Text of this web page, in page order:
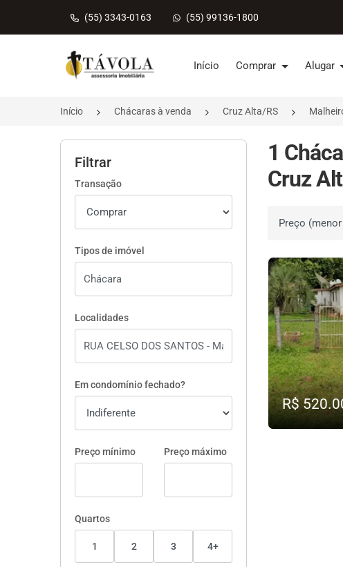
(55) 3343-0163 (55) 99136-1800
Página inicial
Início Comprar Alugar
Início Chácaras à venda Cruz Alta/RS
Filtrar
Transação
Tipos de imóvel
Localidades
Em condomínio fechado?
Preço mínimo Preço máximo
Quartos
1 2 3 4+
1
Cruz
Ordenar por
R$